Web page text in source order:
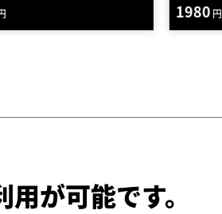
1870円
が可能です。